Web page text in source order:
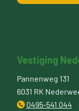
Vestiging
Pannenweg 131
6031 RK
0495-541 044